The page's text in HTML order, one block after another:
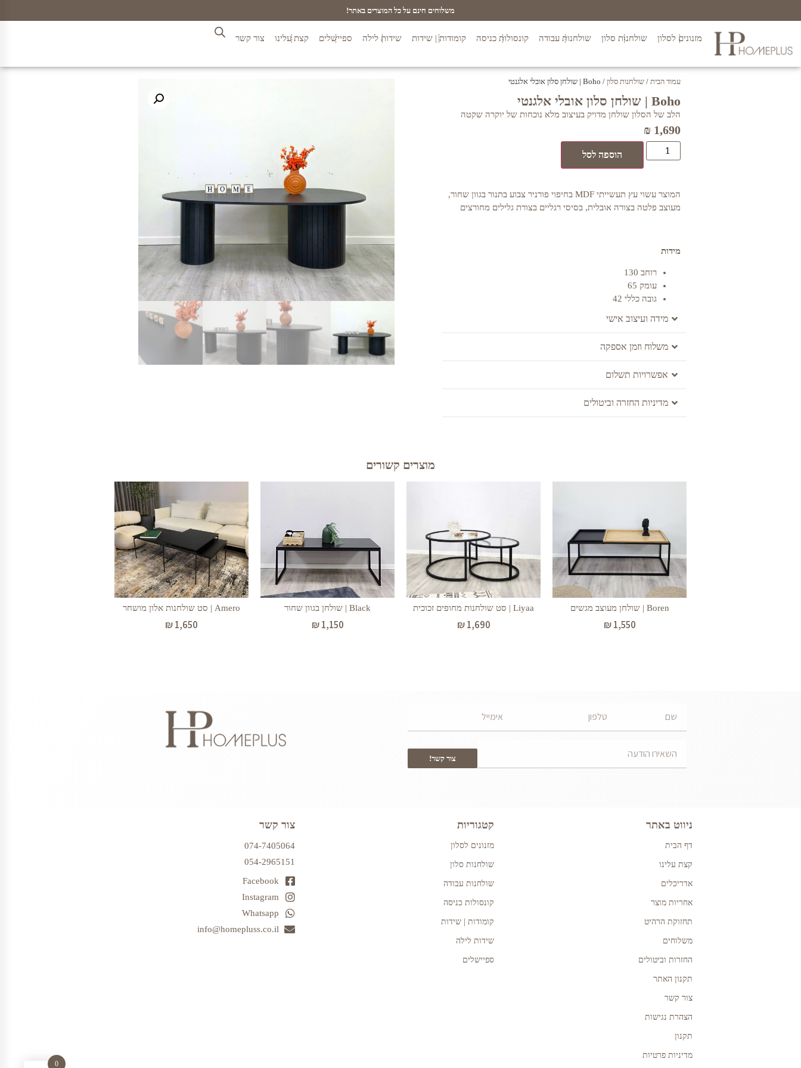
משלוחים חינם על כל המוצרים באתר!
מזנונים לסלון שולחנות סלון שולחנות עבודה קונסולות כניסה קומודות | שידות שידות לילה ספיישלים קצת עלינו צור קשר
עמוד הבית / שולחנות סלון / Boho | שולחן סלון אובלי אלגנטי
Boho | שולחן סלון אובלי אלגנטי
הלב של הסלון שולחן מדויק בעיצוב מלא נוכחות של יוקרה שקטה
₪ 1,690
הוספה לסל
המוצר עשוי עץ תעשייתי MDF בחיפוי פורניר צבוע בתנור בגוון שחור,
מעוצב פלטה בצורה אובלית, בסיסי רגליים בצורת גלילים מחורצים
מידות
רוחב 130
עומק 65
גובה כללי 42
מידה ועיצוב אישי
משלוח וזמן אספקה
אפשרויות תשלום
מדיניות החזרה וביטולים
מוצרים קשורים
Boren | שולחן מעוצב מגשים
₪1,550
Liyaa | סט שולחנות מחופים זכוכית
₪1,690
Black | שולחן בגוון שחור
₪1,150
Amero | סט שולחנות אלון מושחר
₪1,650
צור קשר!
ניווט באתר
דף הבית
קצת עלינו
אדריכלים
אחריות מוצר
תחזוקת הרהיט
משלוחים
החזרות וביטולים
תקנון האתר
צור קשר
הצהרת נגישות
תקנון
מדיניות פרטיות
קטגוריות
מזנונים לסלון
שולחנות סלון
שולחנות עבודה
קונסולות כניסה
קומודות | שידות
שידות לילה
ספיישלים
צור קשר
074-7405064
054-2965151
Facebook
Instagram
Whatsapp
info@homepluss.co.il
0